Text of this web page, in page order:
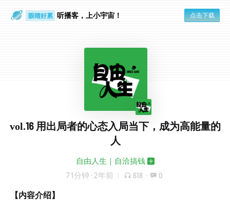
眼睛好累 听播客，上小宇宙！ 点击下载
vol.16 用出局者的心态入局当下，成为高能量的
人
自由人生｜自洽搞钱
71分钟 · 2年前 618 · 0
【内容介绍】